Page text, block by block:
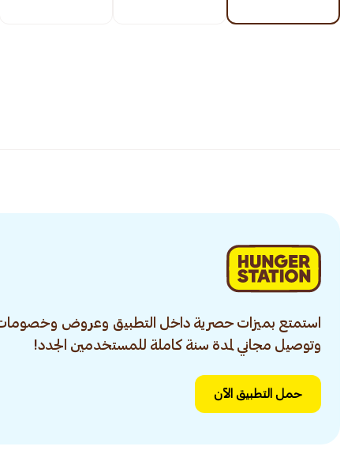
استمتع بميزات حصرية داخل التطبيق وعروض
وتوصيل مجاني لمدة سنة كاملة للمستخدمين الجدد!
حمل التطبيق الآن